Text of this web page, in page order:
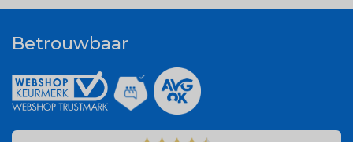
Betrouwbaar